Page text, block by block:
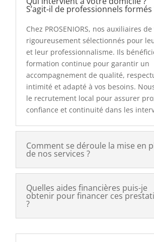
S’agit‑il de professionnels formés
Chez PROSENIORS, nos auxiliaires
rigoureusement sélectionnés pour
et leur professionnalisme. Ils
formation continue pour garantir un
accompagnement de qualité,
intimité et adapté à vos besoins.
le recrutement local pour assurer
confiance et continuité dans les
Comment se déroule la mise en
de nos services ?
Quelles aides financières puis-je
obtenir pour financer ces
?